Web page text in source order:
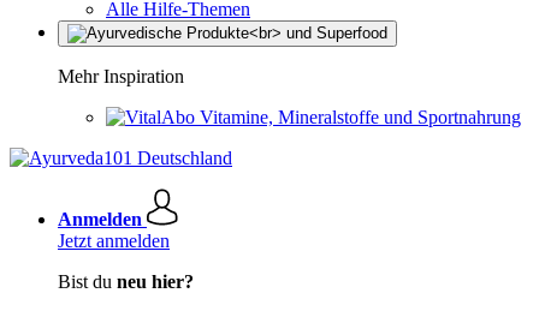
Alle Hilfe-Themen
Mehr Inspiration
Vitamine, Mineralstoffe und Sportnahrung
Anmelden
Jetzt anmelden
Bist du neu hier?